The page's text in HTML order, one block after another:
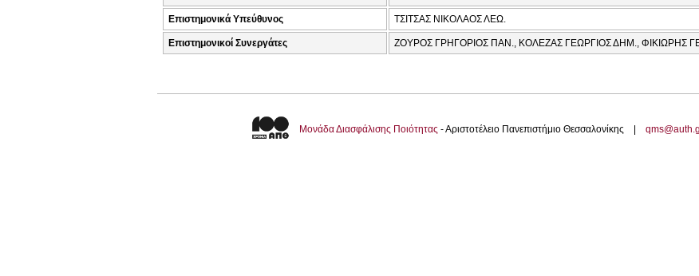
Επιστημονικά Υπεύθυνος ΤΣΙΤΣΑΣ ΝΙΚΟΛΑΟΣ ΛΕΩ.
Επιστημονικοί Συνεργάτες ΖΟΥΡΟΣ ΓΡΗΓΟΡΙΟΣ ΠΑΝ., ΚΟΛΕΖΑΣ ΓΕΩΡΓΙΟΣ ΔΗΜ., ΦΙΚΙΩΡΗΣ
Μονάδα Διασφάλισης Ποιότητας - Αριστοτέλειο Πανεπιστήμιο Θεσσαλονίκης |